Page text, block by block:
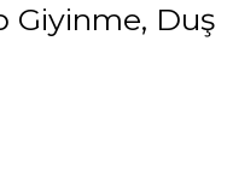
Giyinme, Duş